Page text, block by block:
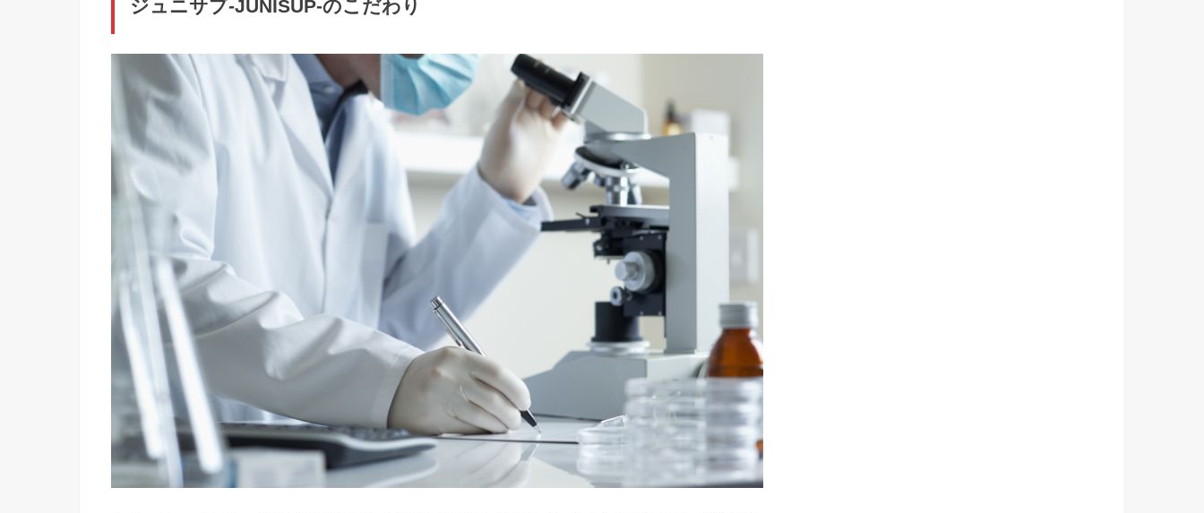
ジュニサプ-JUNISUP-のこだわり